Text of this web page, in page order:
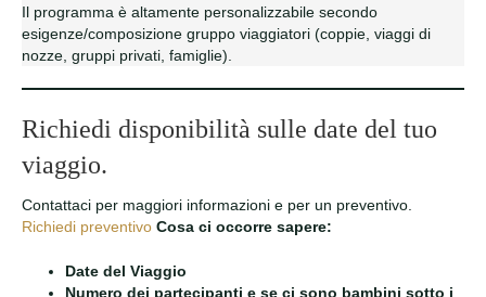
Il programma è altamente personalizzabile secondo
esigenze/composizione gruppo viaggiatori (coppie, viaggi di
nozze, gruppi privati, famiglie).
Richiedi disponibilità sulle date del tuo
viaggio.
Contattaci per maggiori informazioni e per un preventivo.
Richiedi preventivo Cosa ci occorre sapere:
Date del Viaggio
Numero dei partecipanti e se ci sono bambini sotto i